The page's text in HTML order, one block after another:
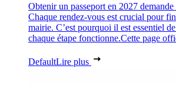
Obtenir un passeport en 2027
Chaque rendez-vous est crucial pour
mairie. C’est pourquoi il est essentiel
chaque étape fonctionne.Cette page
DefaultLire plus